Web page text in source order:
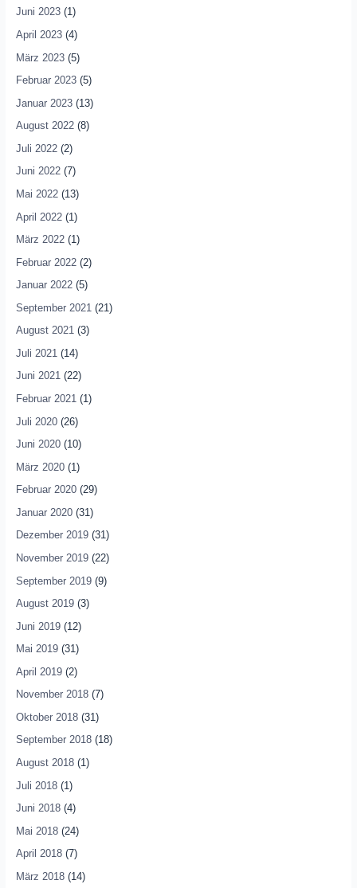
Juni 2023(1)
April 2023(4)
März 2023(5)
Februar 2023(5)
Januar 2023(13)
August 2022(8)
Juli 2022(2)
Juni 2022(7)
Mai 2022(13)
April 2022(1)
März 2022(1)
Februar 2022(2)
Januar 2022(5)
September 2021 (21)
August 2021(3)
Juli 2021 (14)
Juni 2021(22)
Februar 2021(1)
Juli 2020(26)
Juni 2020(10)
März 2020(1)
Februar 2020(29)
Januar 2020(31)
Dezember 2019(31)
November 2019(22)
September 2019(9)
August 2019(3)
Juni 2019(12)
Mai 2019(31)
April 2019(2)
November 2018(7)
Oktober 2018(31)
September 2018(18)
August 2018(1)
Juli 2018(1)
Juni 2018(4)
Mai 2018(24)
April 2018(7)
März 2018(14)